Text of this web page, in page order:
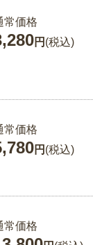
常価格
円 (税込)
常価格
円 (税込)
常価格